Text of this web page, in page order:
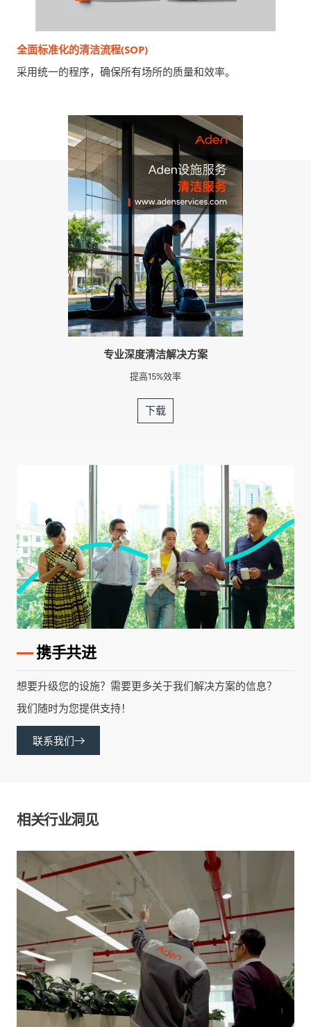
全面标准化的清洁流程(SOP)
采用统一的程序，确保所有场所的质量和效率。
专业深度清洁解决方案
提高15%效率
下载
—携手共进
想要升级您的设施？需要更多关于我们解决方案的信息？
我们随时为您提供支持！
联系我们
相关行业洞见